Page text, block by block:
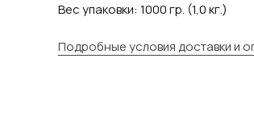
Вес упаковки: 1000 гр. (1,0 кг.)
Подробные условия доставки и